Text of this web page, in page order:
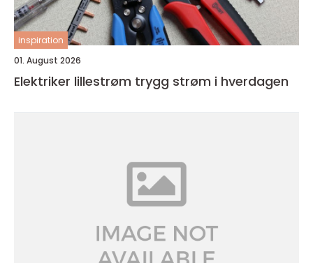
inspiration
01. August 2026
Elektriker lillestrøm trygg strøm i hverdagen